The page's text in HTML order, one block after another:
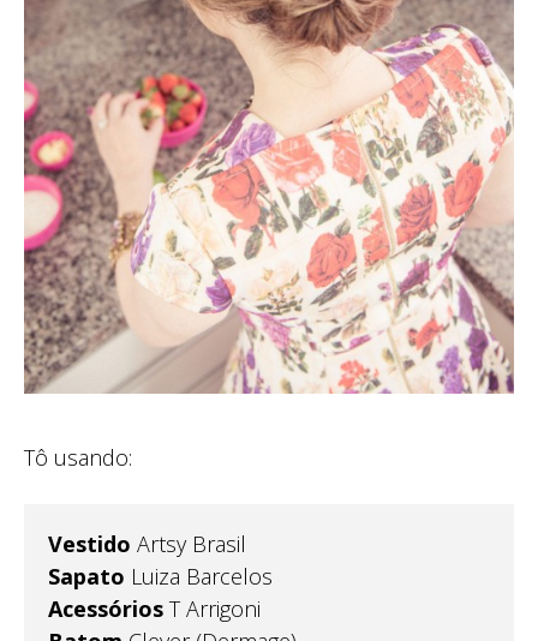
Tô usando:
Vestido Artsy Brasil
Sapato Luiza Barcelos
Acessórios T Arrigoni